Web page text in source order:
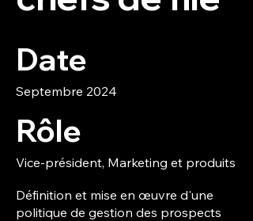
Date
Septembre 2024
Rôle
Vice-président, Marketing et produits
Définition et mise en œuvre d'une
politique de gestion des prospects